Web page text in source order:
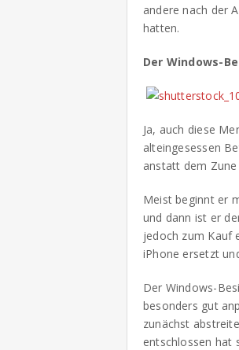
andere nach der
hatten.
Der Windows-
Ja, auch diese
alteingesessen
anstatt dem Zune
Meist beginnt er
und dann ist er
jedoch zum Kauf
iPhone ersetzt
Der Windows-
besonders gut
zunächst
entschlossen hat